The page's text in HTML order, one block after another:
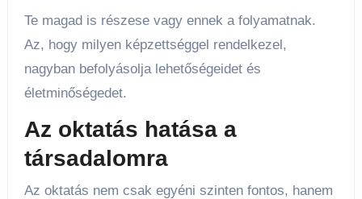
Te magad is részese vagy ennek a folyamatnak.
Az, hogy milyen képzettséggel rendelkezel,
nagyban befolyásolja lehetőségeidet és
életminőségedet.
Az oktatás hatása a
társadalomra
Az oktatás nem csak egyéni szinten fontos, hanem